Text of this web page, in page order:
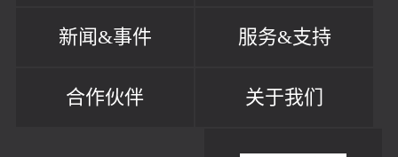
新闻&事件 服务&支持
合作伙伴 关于我们